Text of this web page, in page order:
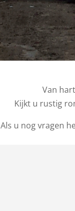
Van
Kijkt u rustig
Als u nog vragen